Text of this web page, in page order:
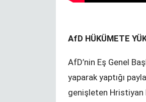
AfD HÜKÜMETE
AfD’nin Eş Genel
yaparak yaptığı
genişleten Hristiyan